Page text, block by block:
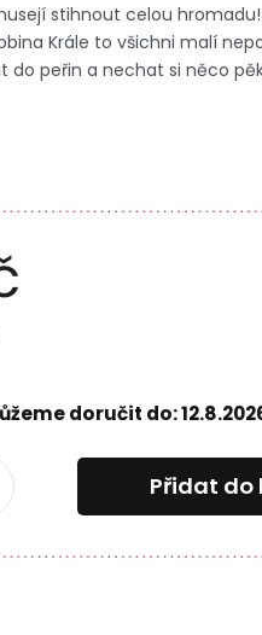
doručit do:
Přidat do
stihnout celou
Krále to všichni malí
do peřin a nechat si něco